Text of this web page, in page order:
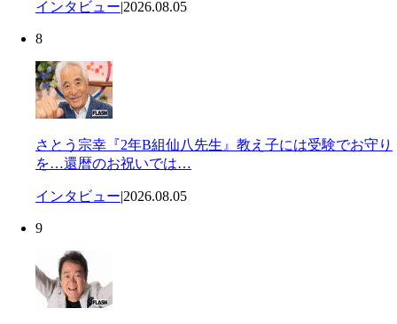
インタビュー|2026.08.05
8
さとう宗幸『2年B組仙八先生』教え子には受験でお守り
を…還暦のお祝いでは…
インタビュー|2026.08.05
9